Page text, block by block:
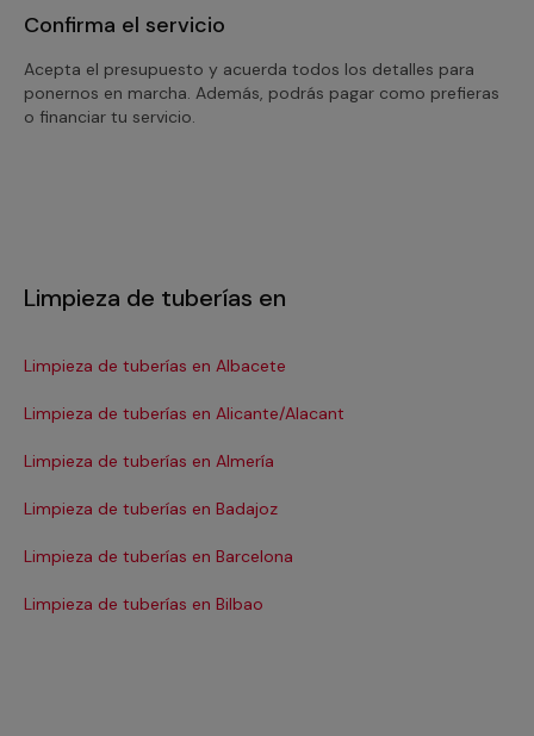
Confirma el servicio
Acepta el presupuesto y acuerda todos los detalles para
ponernos en marcha. Además, podrás pagar como prefieras
o financiar tu servicio.
Limpieza de tuberías en
Limpieza de tuberías en Albacete
Limpieza de tuberías en Alicante/Alacant
Limpieza de tuberías en Almería
Limpieza de tuberías en Badajoz
Limpieza de tuberías en Barcelona
Limpieza de tuberías en Bilbao